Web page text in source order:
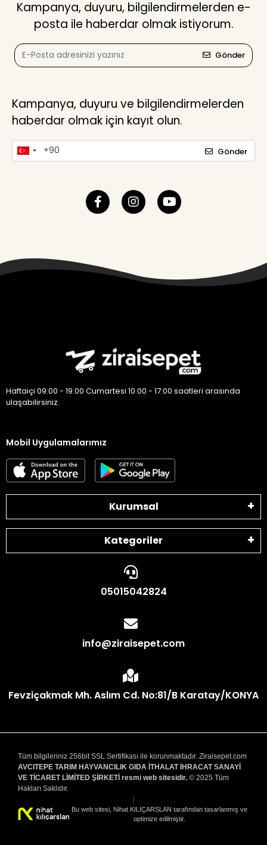
Kampanya, duyuru, bilgilendirmelerden e-
posta ile haberdar olmak istiyorum.
Gönder
Kampanya, duyuru ve bilgilendirmelerden
haberdar olmak için kayıt olun.
Gönder
Haftaiçi 09:00 - 19:00 Cumartesi 10:00 - 17:00 saatleri arasında
ulaşabilirsiniz.
Mobil Uygulamalarımız
Kurumsal
Kategoriler
05015042824
info@ziraisepet.com
Fevziçakmak Mh. Aslım Cd. No:81/B Karatay/KONYA
Tüm bilgileriniz 256bit SSL Sertifikası ile korunmaktadır. Ziraisepet.com
AVCITEPE TARIM HAYVANCILIK GIDA İTHALAT İHRACAT SANAYİ
VE TİCARET LİMİTED ŞİRKETİ resmi web sitesidir. © 2025 Tüm
Hakları Saklıdır.
Bu web sitesi, Nihat KILIÇARSLAN tarafından tasarlanmış ve
optimize edilmiştir.